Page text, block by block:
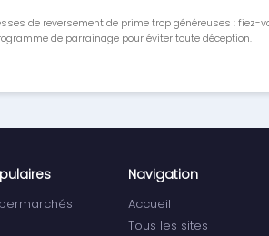
de reversement de prime trop généreuses : fiez-
de parrainage pour éviter toute déception.
Navigation
Accueil
Tous les sites